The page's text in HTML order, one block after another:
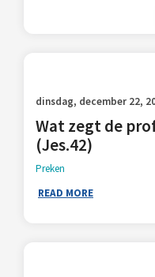
dinsdag, december 22,
Wat zegt de
(Jes.42)
Preken
READ MORE